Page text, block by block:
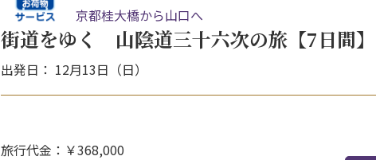
京都桂大橋から山口へ
街道をゆく 山陰道三十六次の旅【7日間】
出発日： 12月13日（日）
旅行代金：￥368,000